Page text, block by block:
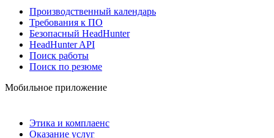
Производственный календарь
Требования к ПО
Безопасный HeadHunter
HeadHunter API
Поиск работы
Поиск по резюме
Мобильное приложение
Этика и комплаенс
Оказание услуг